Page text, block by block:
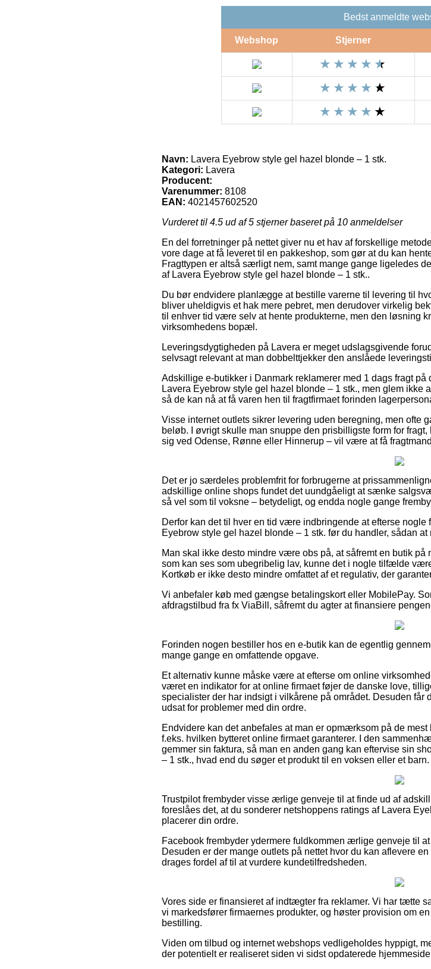
Bedst anmeldte
Webshop Stjerner
Navn: Lavera Eyebrow style gel hazel blonde – 1 stk.
Kategori: Lavera
Producent:
Varenummer: 8108
EAN: 4021457602520
Vurderet til 4.5 ud af 5 stjerner baseret på 10 anmeldelser
En del forretninger på nettet giver nu et hav af forskellige
vore dage at få leveret til en pakkeshop, som gør at du kan
Fragttypen er altså særligt nem, samt mange gange ligeledes
af Lavera Eyebrow style gel hazel blonde – 1 stk..
Du bør endvidere planlægge at bestille varerne til levering til
bliver uheldigvis et hak mere pebret, men derudover virkelig
til enhver tid være selv at hente produkterne, men den løsning
virksomhedens bopæl.
Leveringsdygtigheden på Lavera er meget udslagsgivende
selvsagt relevant at man dobbelttjekker den anslåede
Adskillige e-butikker i Danmark reklamerer med 1 dags fragt
Lavera Eyebrow style gel hazel blonde – 1 stk., men glem ikke
så de kan nå at få varen hen til fragtfirmaet forinden
Visse internet outlets sikrer levering uden beregning, men ofte
beløb. I øvrigt skulle man snuppe den prisbilligste form for
sig ved Odense, Rønne eller Hinnerup – vil være at få
Det er jo særdeles problemfrit for forbrugerne at
adskillige online shops fundet det uundgåeligt at sænke
så vel som til voksne – betydeligt, og endda nogle gange
Derfor kan det til hver en tid være indbringende at efterse nogle
Eyebrow style gel hazel blonde – 1 stk. før du handler, sådan
Man skal ikke desto mindre være obs på, at såfremt en butik
som kan ses som ubegribelig lav, kunne det i nogle tilfælde
Kortkøb er ikke desto mindre omfattet af et regulativ, der
Vi anbefaler køb med gængse betalingskort eller MobilePay.
afdragstilbud fra fx ViaBill, såfremt du agter at finansiere
Forinden nogen bestiller hos en e-butik kan de egentlig
mange gange en omfattende opgave.
Et alternativ kunne måske være at efterse om online
været en indikator for at online firmaet føjer de danske love,
specialister der har indsigt i vilkårene på området. Desuden får
udsat for problemer med din ordre.
Endvidere kan det anbefales at man er opmærksom på de
f.eks. hvilken bytteret online firmaet garanterer. I den
gemmer sin faktura, så man en anden gang kan eftervise sin
– 1 stk., hvad end du søger et produkt til en voksen eller et barn.
Trustpilot frembyder visse ærlige genveje til at finde ud af
foreslåes det, at du sonderer netshoppens ratings af Lavera
placerer din ordre.
Facebook frembyder ydermere fuldkommen ærlige genveje til
Desuden er der mange outlets på nettet hvor du kan aflevere
drages fordel af til at vurdere kundetilfredsheden.
Vores side er finansieret af indtægter fra reklamer. Vi har tætte
vi markedsfører firmaernes produkter, og høster provision om
bestilling.
Viden om tilbud og internet webshops vedligeholdes hyppigt,
der potentielt er realiseret siden vi sidst opdaterede